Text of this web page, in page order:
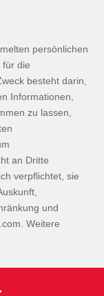
persönlichen
für die
besteht darin,
Informationen,
zu lassen,
an Dritte
verpflichtet, sie
und
. Weitere